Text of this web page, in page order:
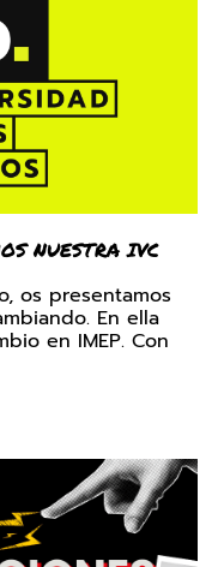
NUESTRA IVC
os presentamos
En ella
en IMEP. Con